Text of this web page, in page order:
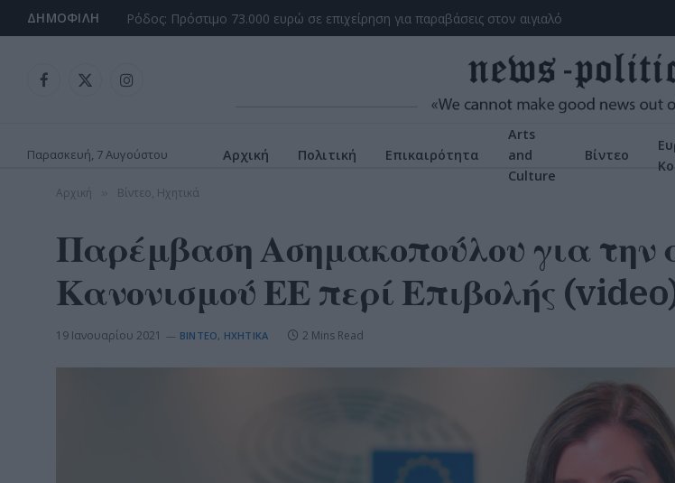
ΔΗΜΟΦΙΛΉ Ρόδος: Πρόστιμο 73.000 ευρώ σε επιχείρηση για παραβάσεις στον αιγιαλό
Facebook
X
Instagram
Παρασκευή, 7 Αυγούστου Αρχική Πολιτική Επικαιρότητα
Arts
and
Culture
Βίντεο
Αρχική Βίντεο, Ηχητικά
Παρέμβαση Ασημακοπούλου για την
Κανονισμού ΕΕ περί Επιβολής
19 Ιανουαρίου 2021 ΒΊΝΤΕΟ, ΗΧΗΤΙΚΆ 2 Mins Read